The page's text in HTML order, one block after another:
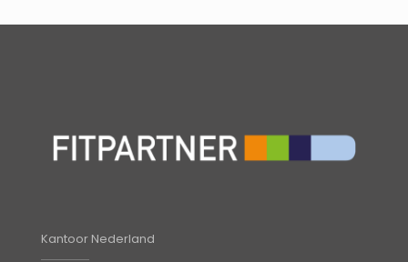
Kantoor Nederland